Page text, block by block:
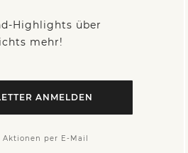
Highlights über
mehr!
ANMELDEN
per E-Mail